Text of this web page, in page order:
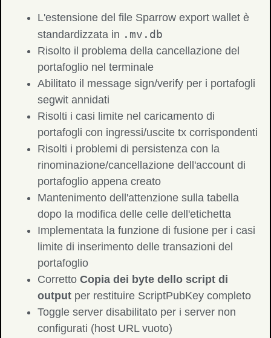
L'estensione del file Sparrow export wallet è
standardizzata in .mv.db
Risolto il problema della cancellazione del
portafoglio nel terminale
Abilitato il message sign/verify per i portafogli
segwit annidati
Risolti i casi limite nel caricamento di
portafogli con ingressi/uscite tx corrispondenti
Risolti i problemi di persistenza con la
rinominazione/cancellazione dell'account di
portafoglio appena creato
Mantenimento dell'attenzione sulla tabella
dopo la modifica delle celle dell'etichetta
Implementata la funzione di fusione per i casi
limite di inserimento delle transazioni del
portafoglio
Corretto Copia dei byte dello script di
output per restituire ScriptPubKey completo
Toggle server disabilitato per i server non
configurati (host URL vuoto)